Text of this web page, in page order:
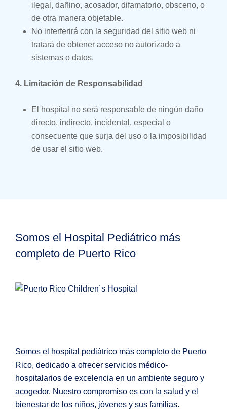
ilegal, dañino, acosador, difamatorio, obsceno, o
de otra manera objetable.
No interferirá con la seguridad del sitio web ni
tratará de obtener acceso no autorizado a
sistemas o datos.
4. Limitación de Responsabilidad
El hospital no será responsable de ningún daño
directo, indirecto, incidental, especial o
consecuente que surja del uso o la imposibilidad
de usar el sitio web.
Somos el Hospital Pediátrico más
completo de Puerto Rico
Somos el hospital pediátrico más completo de Puerto
Rico, dedicado a ofrecer servicios médico-
hospitalarios de excelencia en un ambiente seguro y
acogedor. Nuestro compromiso es con la salud y el
bienestar de los niños, jóvenes y sus familias.